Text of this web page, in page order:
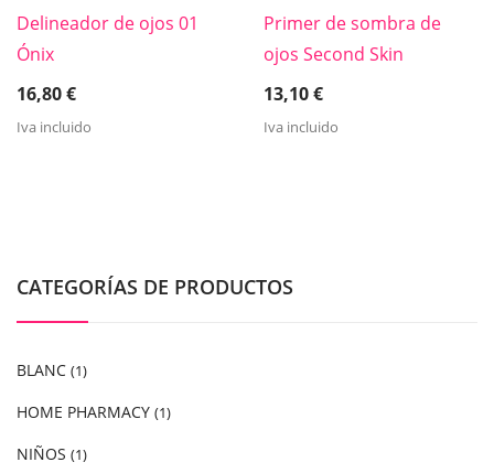
Delineador de ojos 01
Ónix
16,80€
Iva incluido
Primer de sombra de
ojos Second Skin
13,10€
Iva incluido
CATEGORÍAS DE PRODUCTOS
BLANC (1)
HOME PHARMACY (1)
NIÑOS (1)